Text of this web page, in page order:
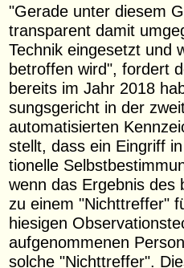
"Gerade unter diesem
transparent damit
Technik eingesetzt und
betroffen wird", fordert
bereits im Jahr 2018
sungs­gericht in der
automa­ti­sierten
stellt, dass ein Eingriff
tionelle
wenn das Ergebnis des
zu einem "Nichttreffer"
hiesigen
aufgenommenen
solche "Nichttreffer".